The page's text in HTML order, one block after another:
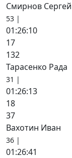
Смирнов Сергей
53 |
01:26:10
17
132
Тарасенко Рада
31 |
01:26:13
18
37
Вахотин Иван
36 |
01:26:41